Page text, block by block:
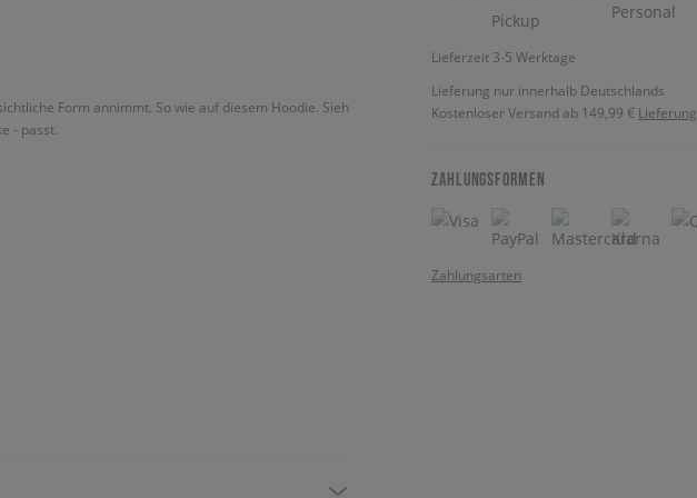
Form annimmt. So wie auf diesem Hoodie. Sieh
- passt.
Lieferzeit 3-5 Werktage
Lieferung nur innerhalb Deutschlands
Kostenloser Versand ab 149,99 € Lieferung
ZAHLUNGSFORMEN
Zahlungsarten